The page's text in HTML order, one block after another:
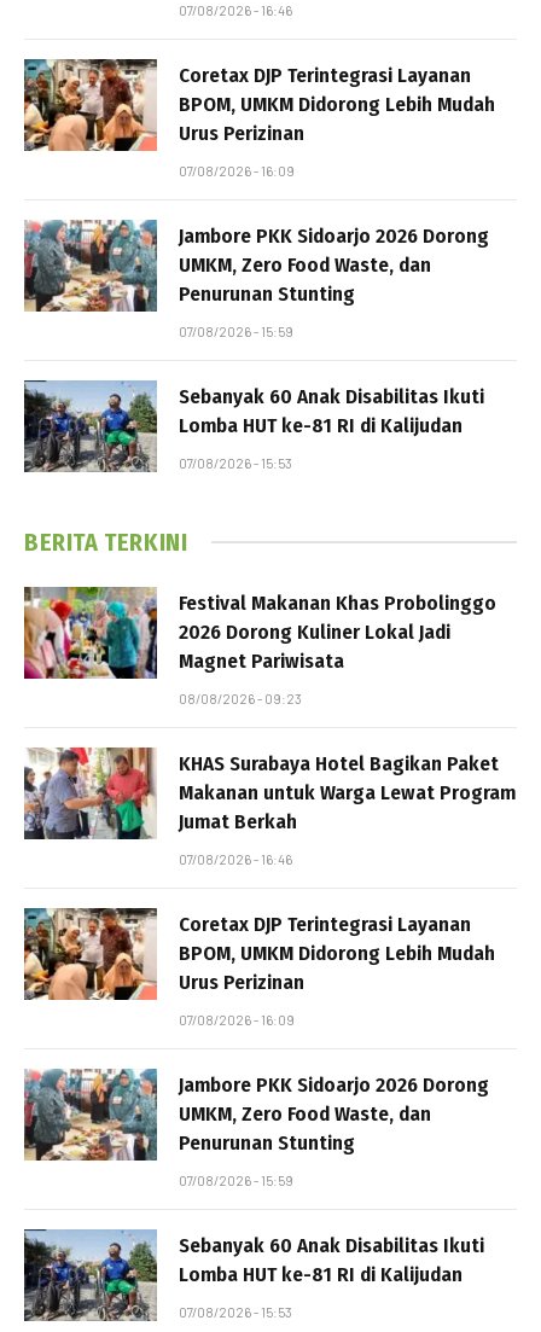
07/08/2026 - 16:46
Coretax DJP Terintegrasi Layanan
BPOM, UMKM Didorong Lebih Mudah
Urus Perizinan
07/08/2026 - 16:09
Jambore PKK Sidoarjo 2026 Dorong
UMKM, Zero Food Waste, dan
Penurunan Stunting
07/08/2026 - 15:59
Sebanyak 60 Anak Disabilitas Ikuti
Lomba HUT ke-81 RI di Kalijudan
07/08/2026 - 15:53
BERITA TERKINI
Festival Makanan Khas Probolinggo
2026 Dorong Kuliner Lokal Jadi
Magnet Pariwisata
08/08/2026 - 09:23
KHAS Surabaya Hotel Bagikan Paket
Makanan untuk Warga Lewat Program
Jumat Berkah
07/08/2026 - 16:46
Coretax DJP Terintegrasi Layanan
BPOM, UMKM Didorong Lebih Mudah
Urus Perizinan
07/08/2026 - 16:09
Jambore PKK Sidoarjo 2026 Dorong
UMKM, Zero Food Waste, dan
Penurunan Stunting
07/08/2026 - 15:59
Sebanyak 60 Anak Disabilitas Ikuti
Lomba HUT ke-81 RI di Kalijudan
07/08/2026 - 15:53